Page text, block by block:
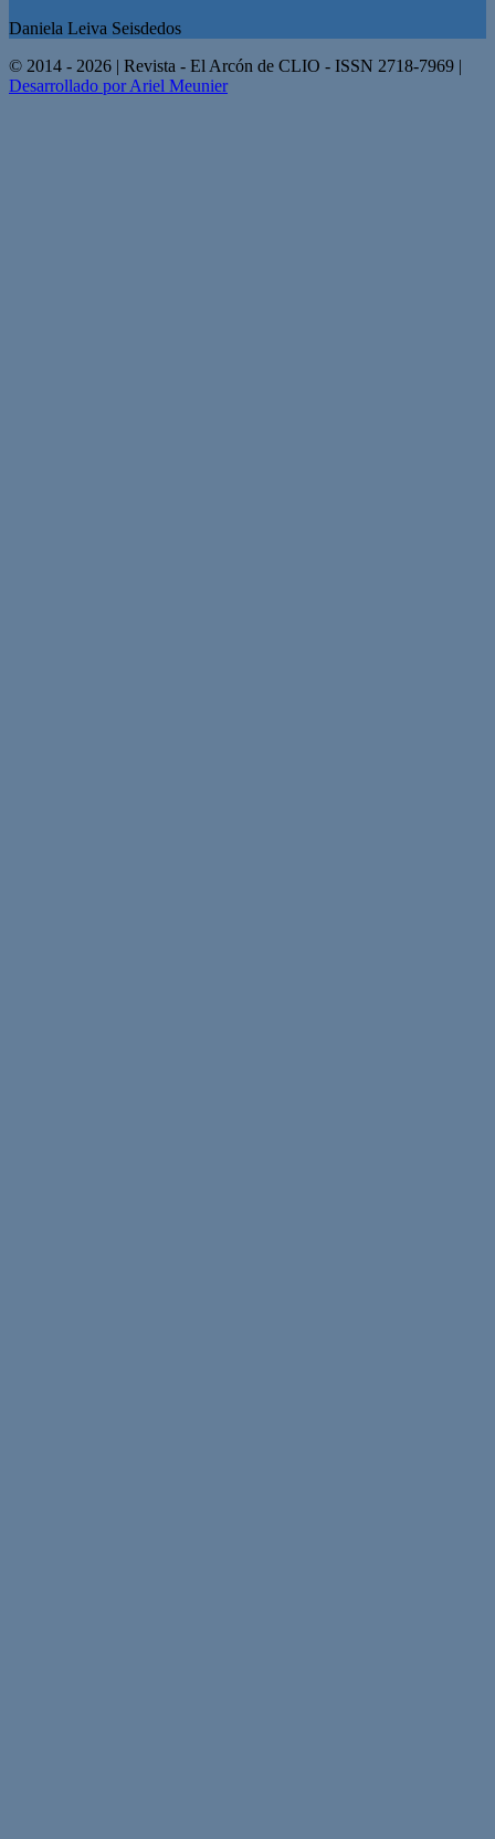
Daniela Leiva Seisdedos
© 2014 - 2026 | Revista - El Arcón de CLIO - ISSN 2718-7969 |
Desarrollado por Ariel Meunier